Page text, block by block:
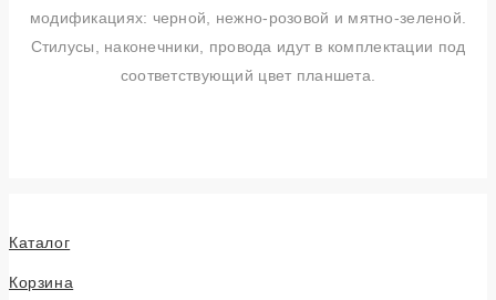
модификациях: черной, нежно-розовой и мятно-зеленой.
Стилусы, наконечники, провода идут в комплектации под
соответствующий цвет планшета.
Каталог
Корзина